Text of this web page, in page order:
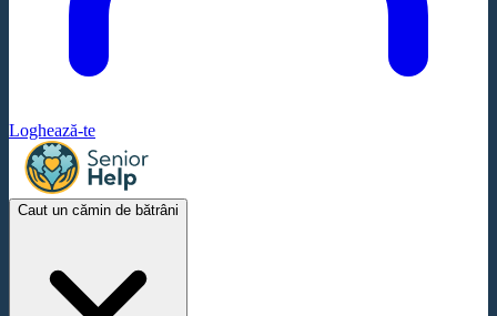
Loghează-te
Caut un cămin de bătrâni